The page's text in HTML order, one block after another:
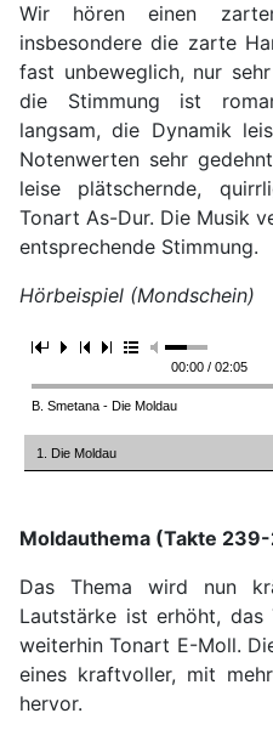
Wir hören einen
insbesondere die zarte
fast unbeweglich, nur
die Stimmung ist
langsam, die Dynamik
Notenwerten sehr
leise plätschernde,
Tonart As-Dur. Die Musik
entsprechende Stimmung.
Hörbeispiel (Mondschein)
00:00 / 02:05
B. Smetana - Die Moldau
1. Die Moldau
Moldauthema (Takte 239-
Das Thema wird nun
Lautstärke ist erhöht, das
weiterhin Tonart E-Moll.
eines kraftvoller, mit
hervor.